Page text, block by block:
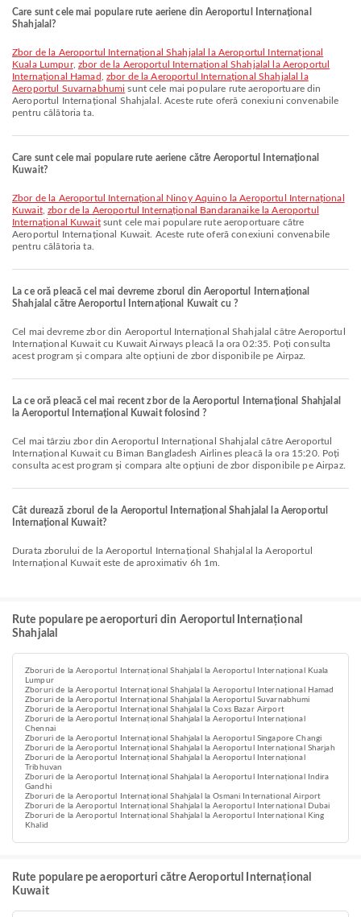
Care sunt cele mai populare rute aeriene din Aeroportul Internațional
Shahjalal?
zbor de la Aeroportul Internațional Shahjalal la Aeroportul Internațional
Kuala Lumpur, zbor de la Aeroportul Internațional Shahjalal la Aeroportul
Internațional Hamad
zbor de la Aeroportul Internațional Shahjalal la
Aeroportul Suvarnabhumi sunt cele mai populare rute aeroportuare din
Aeroportul Internațional Shahjalal. Aceste rute oferă conexiuni convenabile
pentru călătoria ta.
Care sunt cele mai populare rute aeriene către Aeroportul Internațional
Kuwait?
zbor de la Aeroportul Internațional Ninoy Aquino la Aeroportul Internațional
Kuwait,zbor de la Aeroportul Internațional Bandaranaike la Aeroportul
Internațional Kuwaitsunt cele mai populare rute aeroportuare către
Aeroportul Internațional Kuwait. Aceste rute oferă conexiuni convenabile
pentru călătoria ta.
La ce oră pleacă cel mai devreme zborul din Aeroportul Internațional
Shahjalal către Aeroportul Internațional Kuwait cu ?
Cel mai devreme zbor din Aeroportul Internațional Shahjalal către Aeroportul
Internațional Kuwait cu Kuwait Airways pleacă la ora 02:35. Poți consulta
acest program și compara alte opțiuni de zbor disponibile pe Airpaz.
La ce oră pleacă cel mai recent zbor de la Aeroportul Internațional Shahjalal
la Aeroportul Internațional Kuwait folosind ?
Cel mai târziu zbor din Aeroportul Internațional Shahjalal către Aeroportul
Internațional Kuwait cu Biman Bangladesh Airlines pleacă la ora 15:20. Poți
consulta acest program și compara alte opțiuni de zbor disponibile pe Airpaz.
Cât durează zborul de la Aeroportul Internațional Shahjalal la Aeroportul
Internațional Kuwait?
Durata zborului de la Aeroportul Internațional Shahjalal la Aeroportul
Internațional Kuwait este de aproximativ 6h 1m.
Rute populare pe aeroporturi din Aeroportul Internațional
Shahjalal
Zboruri de la Aeroportul Internațional Shahjalal la Aeroportul Internațional Kuala
Lumpur
Zboruri de la Aeroportul Internațional Shahjalal la Aeroportul Internațional Hamad
Zboruri de la Aeroportul Internațional Shahjalal la Aeroportul Suvarnabhumi
Zboruri de la Aeroportul Internațional Shahjalal la Coxs Bazar Airport
Zboruri de la Aeroportul Internațional Shahjalal la Aeroportul Internațional
Chennai
Zboruri de la Aeroportul Internațional Shahjalal la Aeroportul Singapore Changi
Zboruri de la Aeroportul Internațional Shahjalal la Aeroportul Internațional Sharjah
Zboruri de la Aeroportul Internațional Shahjalal la Aeroportul Internațional
Tribhuvan
Zboruri de la Aeroportul Internațional Shahjalal la Aeroportul Internațional Indira
Gandhi
Zboruri de la Aeroportul Internațional Shahjalal la Osmani International Airport
Zboruri de la Aeroportul Internațional Shahjalal la Aeroportul Internațional Dubai
Zboruri de la Aeroportul Internațional Shahjalal la Aeroportul Internațional King
Khalid
Rute populare pe aeroporturi către Aeroportul Internațional
Kuwait